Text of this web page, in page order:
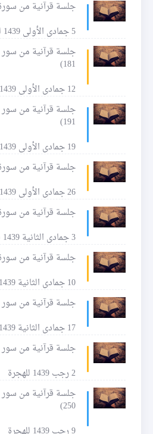
جلسة قرآنية من سورة
5 جمادى الأولى 1439 للهجرة
181)
12 جمادى الأولى 1439 للهجرة
191)
19 جمادى الأولى 1439 للهجرة
جلسة قرآنية من سورة
26 جمادى الأولى 1439 للهجرة
جلسة قرآنية من سورة
3 جمادى الثانية 1439 للهجرة
جلسة قرآنية من سورة
10 جمادى الثانية 1439 للهجرة
جلسة قرآنية من سور
17 جمادى الثانية 1439 للهجرة
جلسة قرآنية من سور
2 رجب 1439 للهجرة
250)